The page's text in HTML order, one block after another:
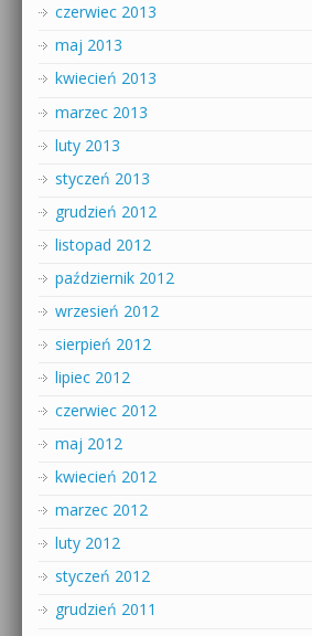
czerwiec 2013
maj 2013
kwiecień 2013
marzec 2013
luty 2013
styczeń 2013
grudzień 2012
listopad 2012
październik 2012
wrzesień 2012
sierpień 2012
lipiec 2012
czerwiec 2012
maj 2012
kwiecień 2012
marzec 2012
luty 2012
styczeń 2012
grudzień 2011